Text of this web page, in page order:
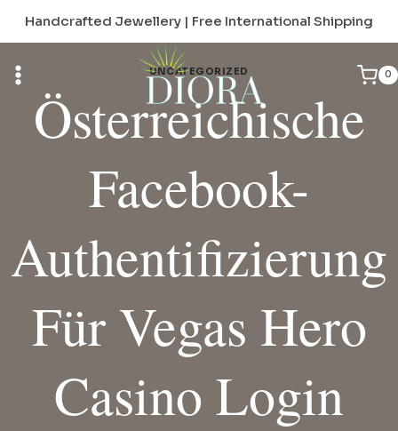
content
Handcrafted Jewellery | Free International Shipping
0
UNCATEGORIZED
Österreichische
Facebook-
Authentifizierung
Für Vegas Hero
Casino Login